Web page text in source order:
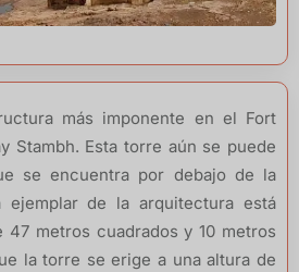
más imponente en el Fort
Stambh. Esta torre aún se puede
se encuentra por debajo de la
ejemplar de la arquitectura está
47 metros cuadrados y 10 metros
la torre se erige a una altura de